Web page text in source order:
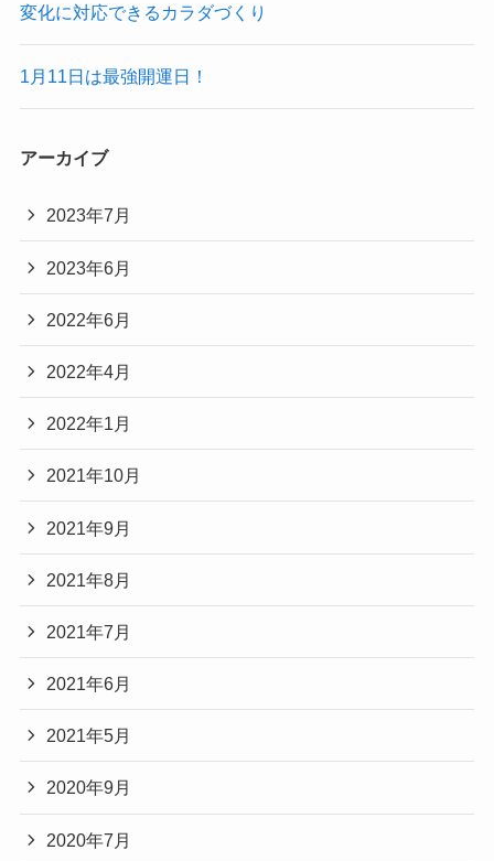
変化に対応できるカラダづくり
1月11日は最強開運日！
アーカイブ
2023年7月
2023年6月
2022年6月
2022年4月
2022年1月
2021年10月
2021年9月
2021年8月
2021年7月
2021年6月
2021年5月
2020年9月
2020年7月